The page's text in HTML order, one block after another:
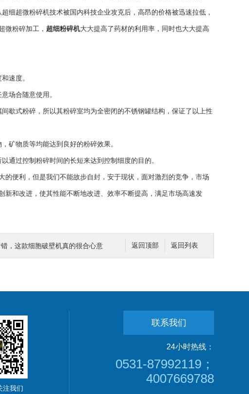
细超微粉碎机技术被国内科技企业攻克后，高昂的价格被迅速拉低，
微粉碎加工， 超细粉碎机大大提高了药材的利用率，同时也大大提高
速度。
场合随意使用。
式粉碎，所以其粉碎室均为全密闭的不锈钢罐结构，保证了以上性
物质等均能达到良好的粉碎效果。
过控制粉碎时间的长短来达到控制细度的目的。
便利，但是我们不能故步自封，安于现状，面对激烈的竞争，市场
新和改进，使其性能不断地改进、效率不断提高，满足市场高速发
返回列表
返回顶部
，这款细胞破壁机真的很合心意
注我们
联系我们
24小时热线：
0531-87992119；
4007669788